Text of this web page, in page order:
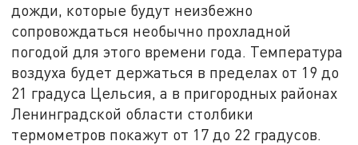
дожди, которые будут неизбежно
сопровождаться необычно прохладной
погодой для этого времени года. Температура
воздуха будет держаться в пределах от 19 до
21 градуса Цельсия, а в пригородных районах
Ленинградской области столбики
термометров покажут от 17 до 22 градусов.